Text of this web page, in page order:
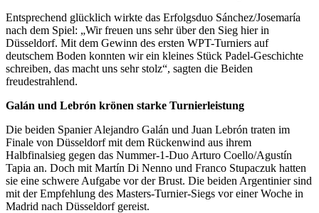
Entsprechend glücklich wirkte das Erfolgsduo Sánchez/Josemaría
nach dem Spiel: „Wir freuen uns sehr über den Sieg hier in
Düsseldorf. Mit dem Gewinn des ersten WPT-Turniers auf
deutschem Boden konnten wir ein kleines Stück Padel-Geschichte
schreiben, das macht uns sehr stolz“, sagten die Beiden
freudestrahlend.
Galán und Lebrón krönen starke Turnierleistung
Die beiden Spanier Alejandro Galán und Juan Lebrón traten im
Finale von Düsseldorf mit dem Rückenwind aus ihrem
Halbfinalsieg gegen das Nummer-1-Duo Arturo Coello/Agustín
Tapia an. Doch mit Martín Di Nenno und Franco Stupaczuk hatten
sie eine schwere Aufgabe vor der Brust. Die beiden Argentinier sind
mit der Empfehlung des Masters-Turnier-Siegs vor einer Woche in
Madrid nach Düsseldorf gereist.